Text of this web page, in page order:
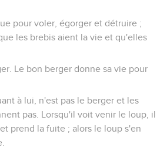
pour voler, égorger et détruire ;
les brebis aient la vie et qu'elles
Le bon berger donne sa vie pour
à lui, n'est pas le berger et les
pas. Lorsqu'il voit venir le loup, il
prend la fuite ; alors le loup s'en